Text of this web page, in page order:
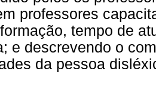
professores
tempo de
e descrevendo o
da pessoa